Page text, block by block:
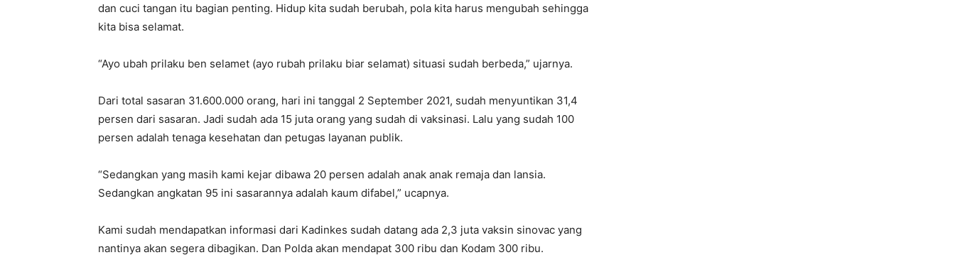
dan cuci tangan itu bagian penting. Hidup kita sudah berubah, pola kita harus mengubah sehingga
kita bisa selamat.
“Ayo ubah prilaku ben selamet (ayo rubah prilaku biar selamat) situasi sudah berbeda,” ujarnya.
Dari total sasaran 31.600.000 orang, hari ini tanggal 2 September 2021, sudah menyuntikan 31,4
persen dari sasaran. Jadi sudah ada 15 juta orang yang sudah di vaksinasi. Lalu yang sudah 100
persen adalah tenaga kesehatan dan petugas layanan publik.
“Sedangkan yang masih kami kejar dibawa 20 persen adalah anak anak remaja dan lansia.
Sedangkan angkatan 95 ini sasarannya adalah kaum difabel,” ucapnya.
Kami sudah mendapatkan informasi dari Kadinkes sudah datang ada 2,3 juta vaksin sinovac yang
nantinya akan segera dibagikan. Dan Polda akan mendapat 300 ribu dan Kodam 300 ribu.